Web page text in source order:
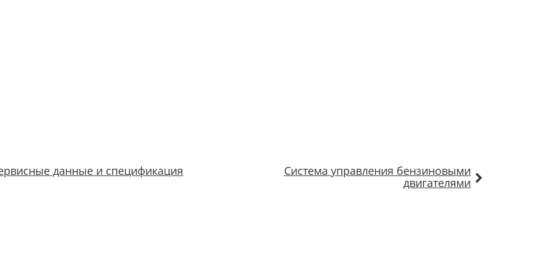
данные и спецификация
Система управления бензиновыми
двигателями